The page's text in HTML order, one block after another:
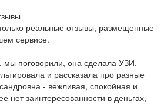
реальные отзывы, размещенные
сервисе.
мы поговорили, она сделала УЗИ,
и рассказала про разные
- вежливая, спокойная и
нет заинтересованности в деньгах,